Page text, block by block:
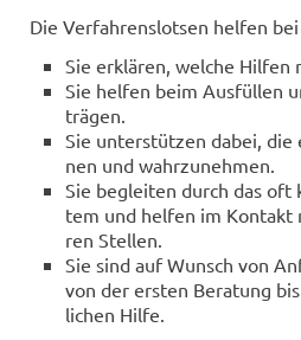
Die Ver­fah­rens­lot­sen hel­fen
Sie er­klä­ren, wel­che Hil­fen
Sie hel­fen beim Aus­fül­len
trä­gen.
Sie un­ter­stüt­zen dabei,
nen und wahr­zu­neh­men.
Sie be­glei­ten durch das
tem und hel­fen im
ren Stel­len.
Sie sind auf Wunsch von
von der ers­ten Be­ra­tung
li­chen Hilfe.